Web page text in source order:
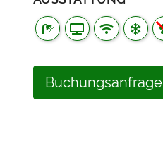
Buchungsanfrage